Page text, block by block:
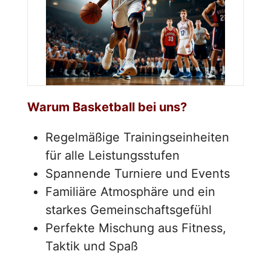
Warum Basketball bei uns?
Regelmäßige Trainingseinheiten
für alle Leistungsstufen
Spannende Turniere und Events
Familiäre Atmosphäre und ein
starkes Gemeinschaftsgefühl
Perfekte Mischung aus Fitness,
Taktik und Spaß